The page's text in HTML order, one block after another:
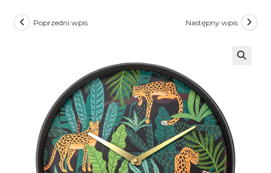
Poprzedni wpis Następny wpis